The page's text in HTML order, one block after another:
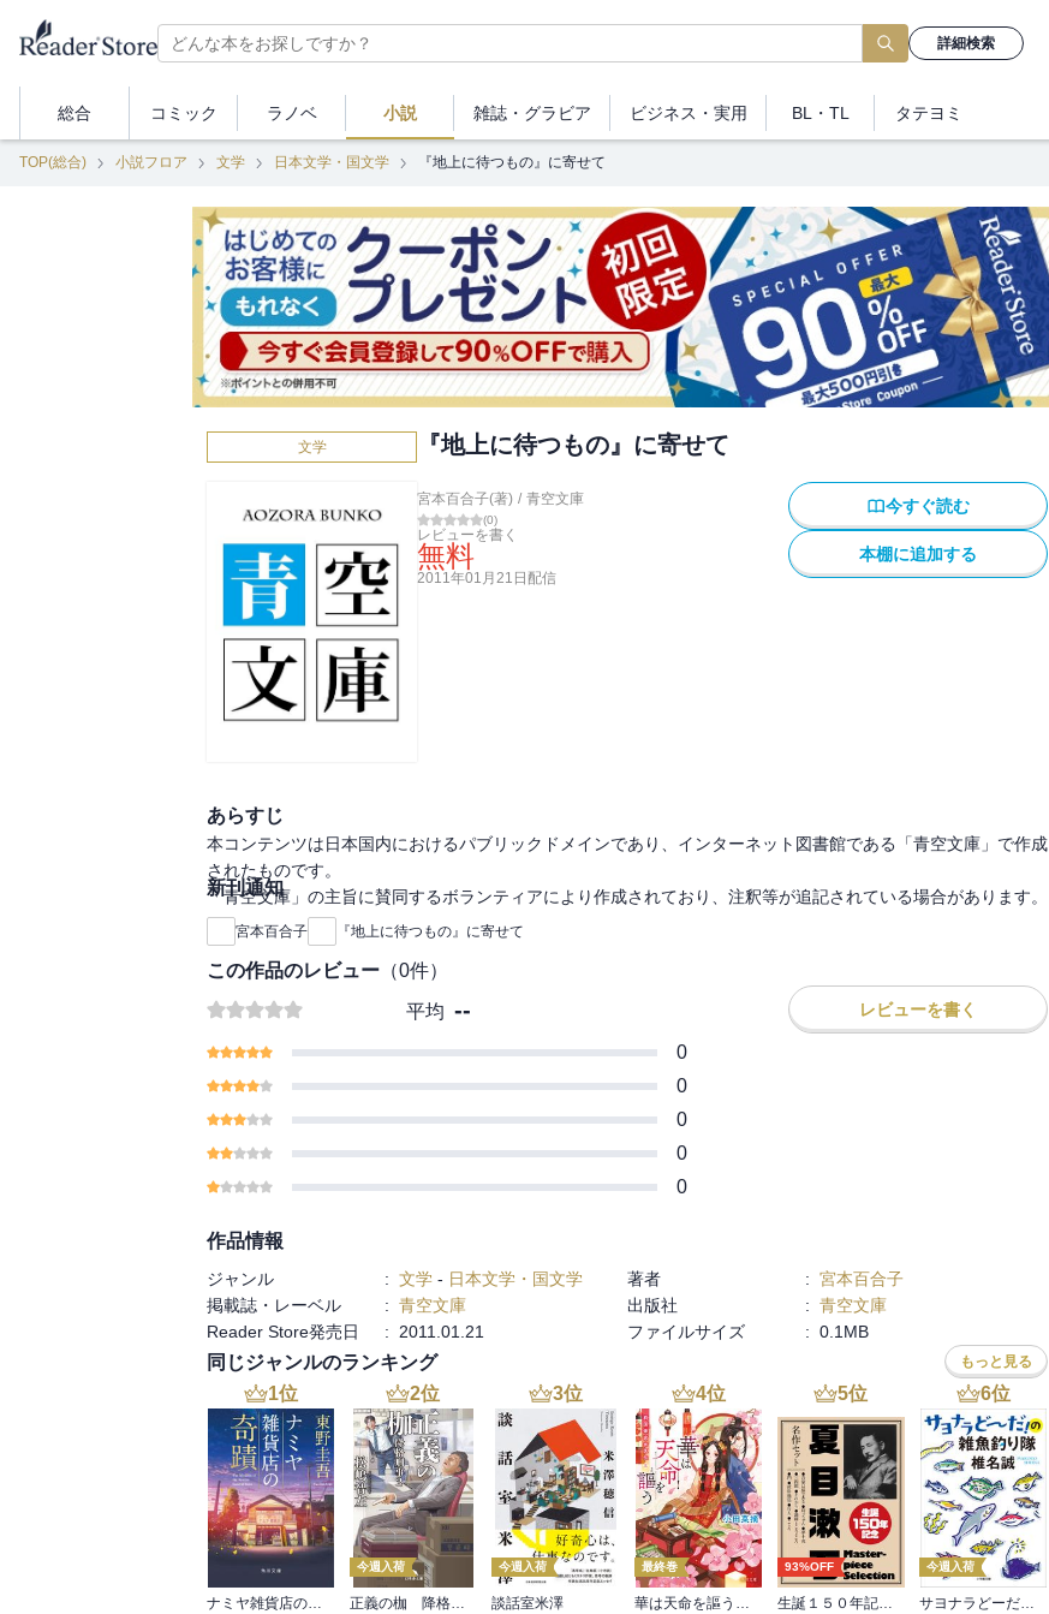
詳細検索
総合 コミック ラノベ 小説 雑誌・ グラビア ビジネス ・実用 BL・TL タテヨミ
TOP(総合) 小説フロア 文学 日本文学・国文学 『地上に待つもの』に寄せて
文学 『地上に待つもの』に寄せて
宮本百合子(著) / 青空文庫
(0)
レビューを書く
無料
2011年01月21日 配信
今すぐ読む
本棚に追加する
あらすじ
本コンテンツは日本国内におけるパブリックドメインであり、インターネット図書館である「青空文庫」で作成
されたものです。
「青空文庫」の主旨に賛同するボランティアにより作成されており、注釈等が追記されている場合があります。
新刊通知
宮本百合子 『地上に待つもの』に寄せて
この作品のレビュー （0件）
平均 -- レビューを書く
0
0
0
0
0
作品情報
ジャンル : 文学 - 日本文学・国文学 著者 : 宮本百合子
掲載誌・レーベル
: 青空文庫 出版社 : 青空文庫
Reader Store発売日
: 2011.01.21 ファイルサイズ : 0.1MB
同じジャンルのランキング もっと見る
1位
ナミヤ雑貨店の奇蹟
2位
今週入荷
正義の枷 降格刑事2
3位
今週入荷
談話室米澤
4位
最終巻
華は天命を謳う 莉国後宮女医伝 五
5位
93%OFF
生誕１５０年記念 夏目漱石 名作セット
6位
今週入荷
サヨナラどーだ！の雑魚釣り隊